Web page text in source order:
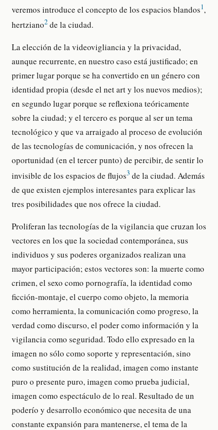
veremos introduce el concepto de los espacios blandos1,
hertziano2 de la ciudad.
La elección de la videovigliancia y la privacidad,
aunque recurrente, en nuestro caso está justificado; en
primer lugar porque se ha convertido en un género con
identidad propia (desde el net art y los nuevos medios);
en segundo lugar porque se reflexiona teóricamente
sobre la ciudad; y el tercero es porque al ser un tema
tecnológico y que va arraigado al proceso de evolución
de las tecnologías de comunicación, y nos ofrecen la
oportunidad (en el tercer punto) de percibir, de sentir lo
invisible de los espacios de flujos3 de la ciudad. Además
de que existen ejemplos interesantes para explicar las
tres posibilidades que nos ofrece la ciudad.
Proliferan las tecnologías de la vigilancia que cruzan los
vectores en los que la sociedad contemporánea, sus
individuos y sus poderes organizados realizan una
mayor participación; estos vectores son: la muerte como
crimen, el sexo como pornografía, la identidad como
ficción-montaje, el cuerpo como objeto, la memoria
como herramienta, la comunicación como progreso, la
verdad como discurso, el poder como información y la
vigilancia como seguridad. Todo ello expresado en la
imagen no sólo como soporte y representación, sino
como sustitución de la realidad, imagen como instante
puro o presente puro, imagen como prueba judicial,
imagen como espectáculo de lo real. Resultado de un
poderío y desarrollo económico que necesita de una
constante expansión para mantenerse, el tema de la